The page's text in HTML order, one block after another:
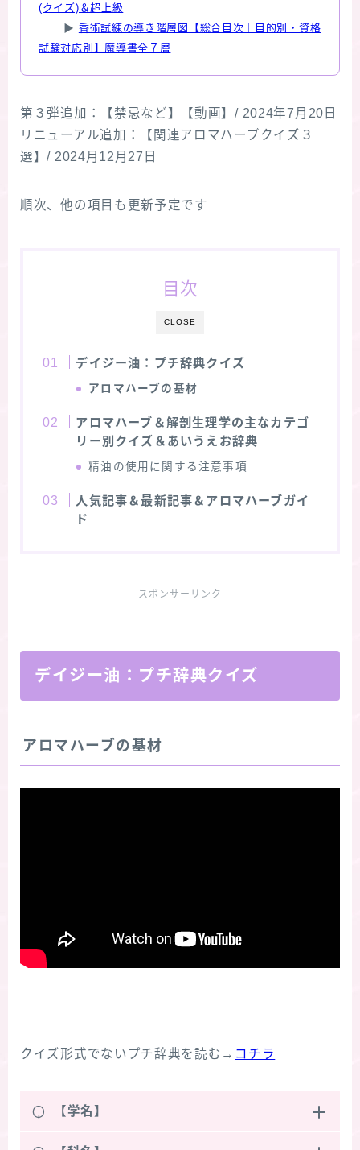
(クイズ)＆超上級
▶ 香術試練の導き階層図【総合目次｜目的別・資格
試験対応別】魔導書全７層
第３弾追加：【禁忌など】【動画】/ 2024年7月20日
リニューアル追加：【関連アロマハーブクイズ３
選】/ 2024月12月27日
順次、他の項目も更新予定です
CLOSE
目次
デイジー油：プチ辞典クイズ
アロマハーブの基材
アロマハーブ＆解剖生理学の主なカテゴ
リー別クイズ＆あいうえお辞典
精油の使用に関する注意事項
人気記事＆最新記事＆アロマハーブガイ
ド
スポンサーリンク
デイジー油：プチ辞典クイズ
アロマハーブの基材
クイズ形式でないプチ辞典を読む→ コチラ
Q 【学名】